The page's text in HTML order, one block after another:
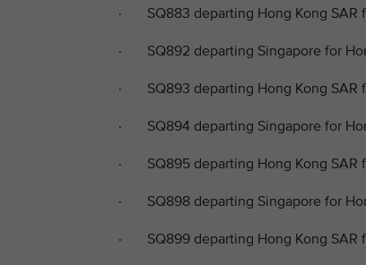
· SQ883 departing Hong Kong SAR
· SQ892 departing Singapore for
· SQ893 departing Hong Kong SAR
· SQ894 departing Singapore for
· SQ895 departing Hong Kong SAR
· SQ898 departing Singapore for
· SQ899 departing Hong Kong SAR